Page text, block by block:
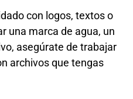
con logos, textos o
una marca de agua, un
asegúrate de trabajar
archivos que tengas